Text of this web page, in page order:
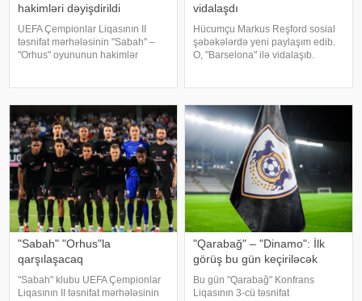
hakimləri dəyişdirildi
UEFA Çempionlar Liqasının II
təsnifat mərhələsinin "Sabah" –
"Orhus" oyununun hakimlər
rəhbərlik etdiyi portuqaliyal
vidalaşdı
Hücumçu Markus Reşford sosial
şəbəkələrdə yeni paylaşım edib.
O, "Barselona" ilə vidalaşıb.
müddəti başa çatdıqdan sonra
Reşfor
"Sabah" "Orhus"la
qarşılaşacaq
"Sabah" klubu UEFA Çempionlar
Liqasının II təsnifat mərhələsinin
"Qarabağ" – "Dinamo": İlk
görüş bu gün keçiriləcək
Bu gün "Qarabağ" Konfrans
Liqasının 3-cü təsnifat